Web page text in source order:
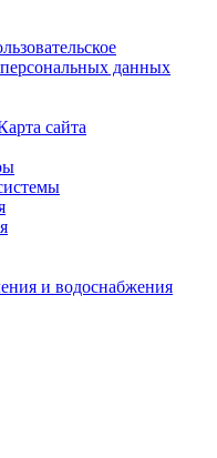
данных
сайта
и водоснабжения